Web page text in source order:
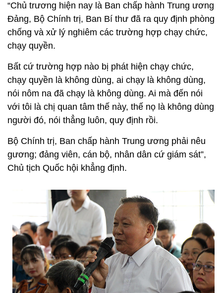
“Chủ trương hiện nay là Ban chấp hành Trung ương
Đảng, Bộ Chính trị, Ban Bí thư đã ra quy định phòng
chống và xử lý nghiêm các trường hợp chạy chức,
chạy quyền.
Bất cứ trường hợp nào bị phát hiện chạy chức,
chạy quyền là không dùng, ai chạy là không dùng,
nói nôm na đã chạy là không dùng. Ai mà đến nói
với tôi là chị quan tâm thế này, thế nọ là không dùng
người đó, nói thẳng luôn, quy định rồi.
Bộ Chính trị, Ban chấp hành Trung ương phải nêu
gương; đảng viên, cán bộ, nhân dân cứ giám sát”,
Chủ tịch Quốc hội khẳng định.